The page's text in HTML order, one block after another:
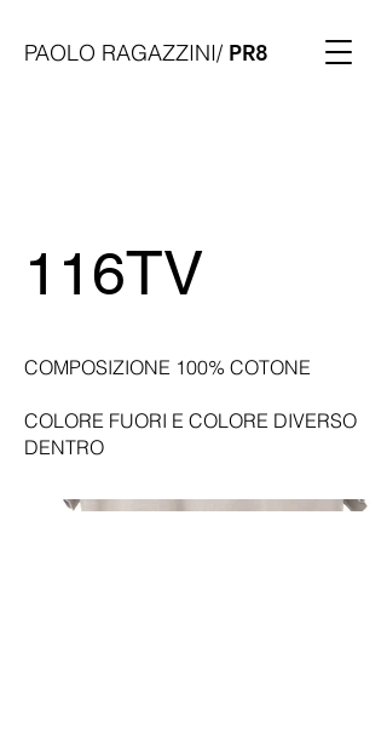
PAOLO RAGAZZINI/ PR8
116TV
COMPOSIZIONE 100% COTONE
COLORE FUORI E COLORE DIVERSO
DENTRO